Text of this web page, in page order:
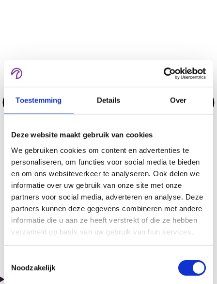
Toestemming Details Over
Deze website maakt gebruik van cookies
We gebruiken cookies om content en advertenties te
personaliseren, om functies voor social media te bieden
en om ons websiteverkeer te analyseren. Ook delen we
informatie over uw gebruik van onze site met onze
partners voor social media, adverteren en analyse. Deze
partners kunnen deze gegevens combineren met andere
informatie die u aan ze heeft verstrekt of die ze hebben
verzameld op basis van uw gebruik van hun services.
Noodzakelijk